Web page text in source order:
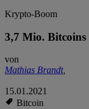
Krypto-Boom
3,7 Mio.
von
Mathias Brandt,
15.01.2021
Bitcoin